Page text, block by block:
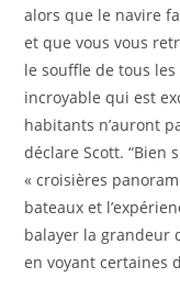
alors que le navire
et que vous vous
le souffle de tous les
incroyable qui est
habitants n’auront
déclare Scott. “Bien
« croisières
bateaux et
balayer la grandeur
en voyant certaines